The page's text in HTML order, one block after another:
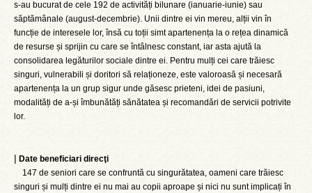
s-au bucurat de cele 192 de activități bilunare (ianuarie-iunie) sau
săptămânale (august-decembrie). Unii dintre ei vin mereu, alții vin în
funcție de interesele lor, însă cu toții simt apartenența la o rețea dinamică
de resurse și sprijin cu care se întâlnesc constant, iar asta ajută la
consolidarea legăturilor sociale dintre ei. Pentru mulți cei care trăiesc
singuri, vulnerabili și doritori să relaționeze, este valoroasă și necesară
apartenența la un grup sigur unde găsesc prieteni, idei de pasiuni,
modalități de a-și îmbunătăți sănătatea și recomandări de servicii potrivite
lor.
| Date beneficiari direcţi
147 de seniori care se confruntă cu singurătatea, oameni care trăiesc
singuri și mulți dintre ei nu mai au copii aproape și nici nu sunt implicați în